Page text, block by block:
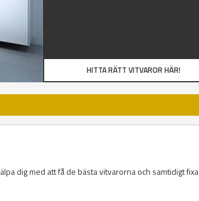
HITTA RÄTT VITVAROR HÄR!
dig med att få de bästa vitvarorna och samtidigt fixa